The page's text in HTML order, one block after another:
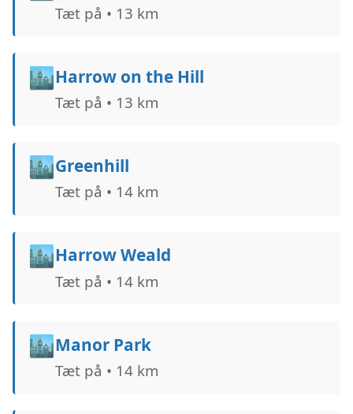
Tæt på • 13 km
🏙️Harrow on the Hill
Tæt på • 13 km
🏙️Greenhill
Tæt på • 14 km
🏙️Harrow Weald
Tæt på • 14 km
🏙️Manor Park
Tæt på • 14 km